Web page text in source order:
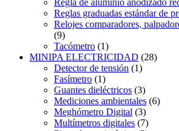
Regla de aluminio anodizado
Reglas graduadas estándar de
Relojes comparadores,
(9)
Tacómetro (1)
MINIPA ELECTRICIDAD (28)
Detector de tensión (1)
Fasímetro (1)
Guantes dieléctricos (3)
Mediciones ambientales (6)
Meghómetro Digital (3)
Multímetros digitales (7)